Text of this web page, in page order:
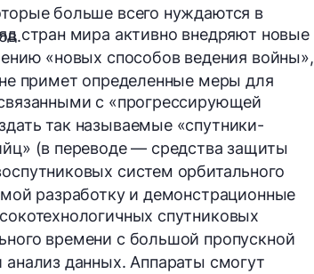
больше всего нуждаются в
стран мира активно внедряют новые
«новых способов ведения войны»,
примет определенные меры для
с «прогрессирующей
так называемые «спутники-
(в переводе — средства защиты
систем орбитального
разработку и демонстрационные
спутниковых
времени с большой пропускной
данных. Аппараты смогут